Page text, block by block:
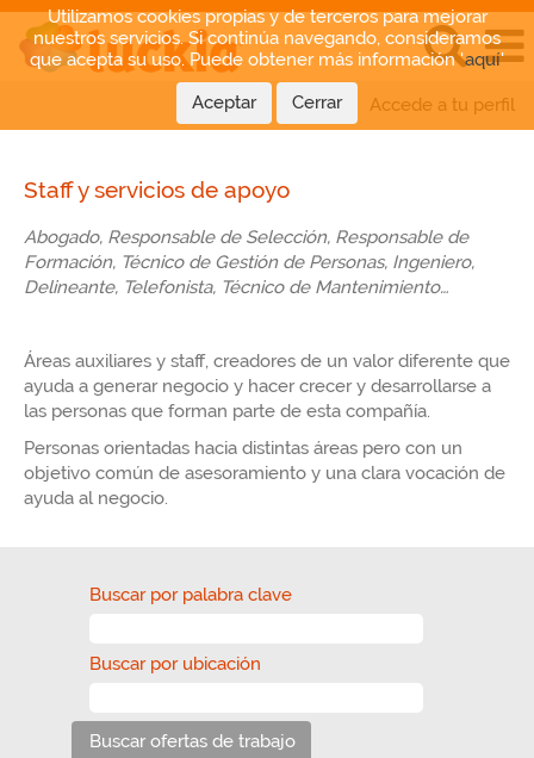
Utilizamos cookies propias y de terceros para mejorar
nuestros servicios. Si continúa navegando, consideramos
que acepta su uso. Puede obtener más información 'aquí'
Aceptar
Cerrar
Idioma Accede a tu perfil
servicios
apoyo
Staff y servicios de apoyo
Abogado, Responsable de Selección, Responsable de
Formación, Técnico de Gestión de Personas, Ingeniero,
Delineante, Telefonista, Técnico de Mantenimiento…
Áreas auxiliares y staff, creadores de un valor diferente que
ayuda a generar negocio y hacer crecer y desarrollarse a
las personas que forman parte de esta compañía.
Personas orientadas hacia distintas áreas pero con un
objetivo común de asesoramiento y una clara vocación de
ayuda al negocio.
Buscar por palabra clave
Buscar por ubicación